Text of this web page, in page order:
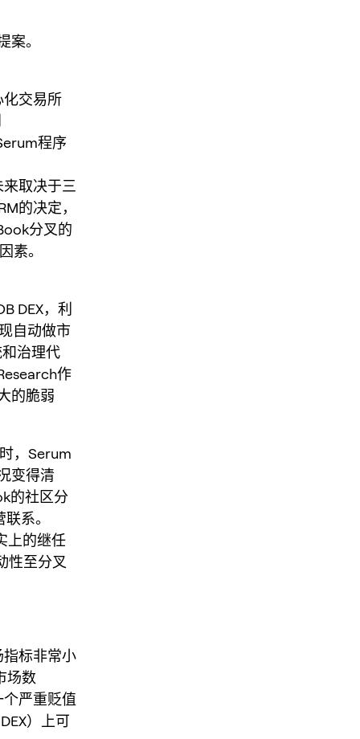
。
化交易所
程序
取决于三
的决定，
分叉的
素。
DEX，利
自动做市
治理代
作
的脆弱
，Serum
变得清
的社区分
系。
上的继任
性至分叉
标非常小
场数
严重贬值
）上可